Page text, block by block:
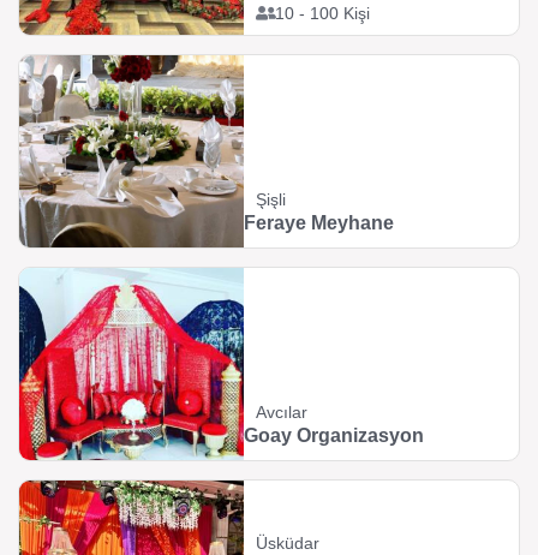
10 - 100 Kişi
Şişli
Feraye Meyhane
Avcılar
Goay Organizasyon
Üsküdar